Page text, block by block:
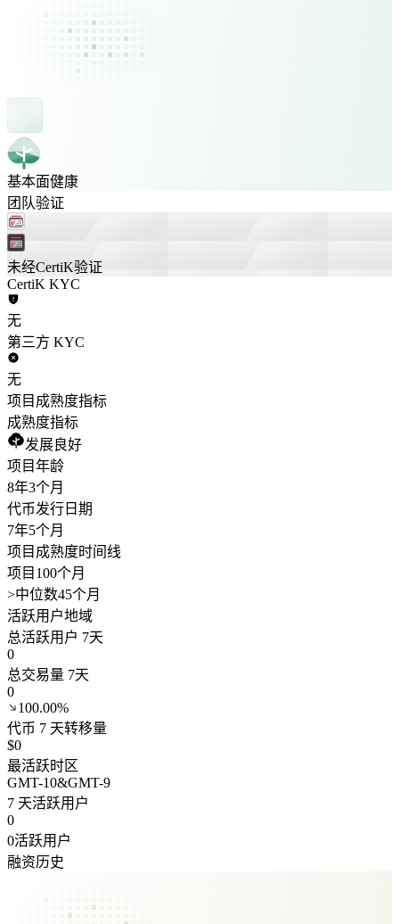
基本面健康
团队验证
未经CertiK验证
CertiK KYC
无
第三方 KYC
无
项目成熟度指标
成熟度指标
发展良好
项目年龄
8年3个月
代币发行日期
7年5个月
项目成熟度时间线
项目100个月
>中位数45个月
活跃用户地域
总活跃用户 7天
0
总交易量 7天
0
100.00%
代币 7 天转移量
$0
最活跃时区
GMT-10&GMT-9
7 天活跃用户
0
0活跃用户
融资历史